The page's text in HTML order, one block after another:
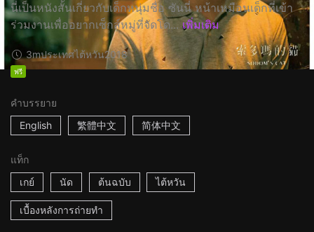
นี่เป็นหนังสั้นเกี่ยวกับเด็กหนุ่มชื่อ ซันนี่ หน้าเหมือนเด็กที่เข้า
ร่วมงานเพื่ออยากเซ็กส์หมู่ที่จัดโด... เพิ่มเติม
3mประเทศไต้หวัน2018
ฟรี
คำบรรยาย
English
繁體中文 简体中文
แท็ก
เกย์
นัด ต้นฉบับ ไต้หวัน
เบื้องหลังการถ่ายทำ